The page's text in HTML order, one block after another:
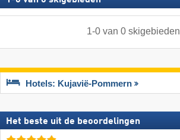
1-0van 0 skigebieden
Hotels: Kujavië-Pommern
Het beste uit de beoordelingen